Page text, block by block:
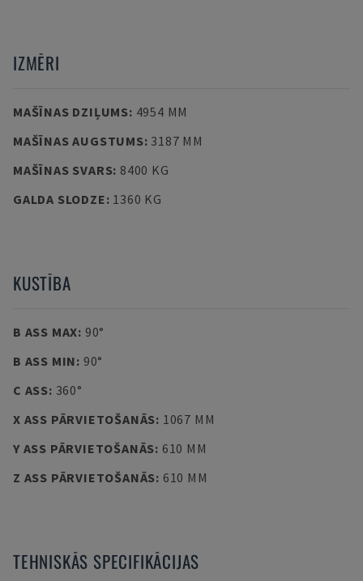
IZMĒRI
MAŠĪNAS DZIĻUMS: 4954 MM
MAŠĪNAS AUGSTUMS: 3187 MM
MAŠĪNAS SVARS: 8400 KG
GALDA SLODZE: 1360 KG
KUSTĪBA
B ASS MAX: 90°
B ASS MIN: 90°
C ASS: 360°
X ASS PĀRVIETOŠANĀS: 1067 MM
Y ASS PĀRVIETOŠANĀS: 610 MM
Z ASS PĀRVIETOŠANĀS: 610 MM
TEHNISKĀS SPECIFIKĀCIJAS